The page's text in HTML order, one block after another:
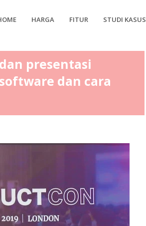
HARGA FITUR STUDI KASUS
presentasi
dan cara